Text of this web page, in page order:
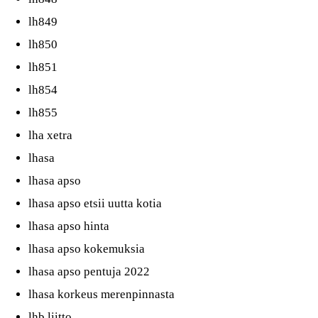
lh849
lh850
lh851
lh854
lh855
lha xetra
lhasa
lhasa apso
lhasa apso etsii uutta kotia
lhasa apso hinta
lhasa apso kokemuksia
lhasa apso pentuja 2022
lhasa korkeus merenpinnasta